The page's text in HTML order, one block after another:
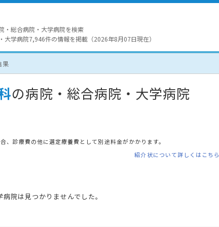
・総合病院・大学病院を検索
大学病院7,946件の情報を掲載（2026年8月07日現在）
果
の病院・総合病院・大学病院
、診療費の他に選定療養費として別途料金がかかります。
紹介状について詳しくはこちら
院は見つかりませんでした。